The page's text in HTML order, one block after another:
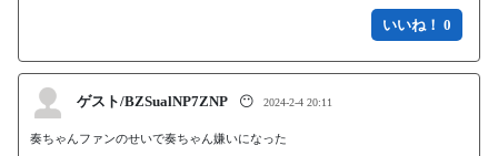
いいね！ 0
ゲスト/BZSualNP7ZNP 😶 2024-2-4 20:11
奏ちゃんファンのせいで奏ちゃん嫌いになった